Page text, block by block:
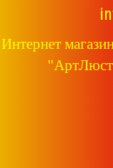
Интернет